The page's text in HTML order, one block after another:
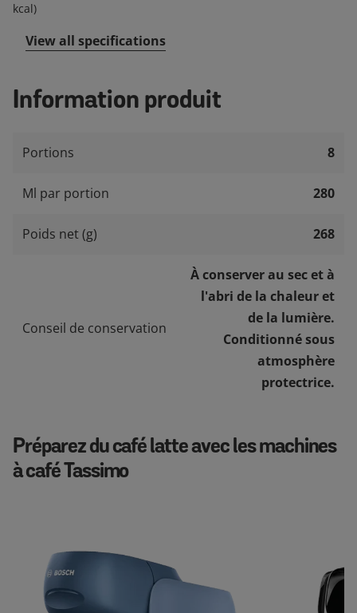
kcal)
View all specifications
Information produit
Portions 8
Ml par portion 280
Poids net (g) 268
Conseil de conservation
À conserver au sec et à
l'abri de la chaleur et
de la lumière.
Conditionné sous
atmosphère
protectrice.
Préparez du café latte avec les machines
à café Tassimo